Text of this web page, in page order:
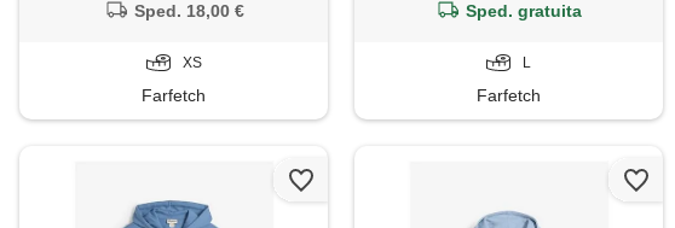
Sped. 18,00 €
XS
Farfetch
Sped. gratuita
L
Farfetch